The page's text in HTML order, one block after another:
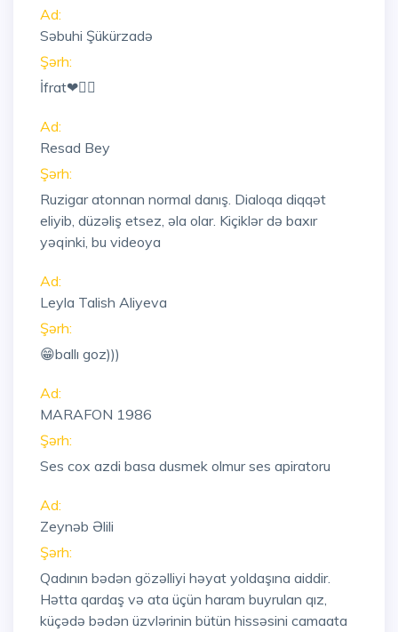
Ad:
Səbuhi Şükürzadə
Şərh:
İfrat❤👍🏻
Ad:
Resad Bey
Şərh:
Ruzigar atonnan normal danış. Dialoqa diqqət
eliyib, düzəliş etsez, əla olar. Kiçiklər də baxır
yəqinki, bu videoya
Ad:
Leyla Talish Aliyeva
Şərh:
😁ballı goz)))
Ad:
MARAFON 1986
Şərh:
Ses cox azdi basa dusmek olmur ses apiratoru
Ad:
Zeynəb Əlili
Şərh:
Qadının bədən gözəlliyi həyat yoldaşına aiddir.
Hətta qardaş və ata üçün haram buyrulan qız,
küçədə bədən üzvlərinin bütün hissəsini camaata